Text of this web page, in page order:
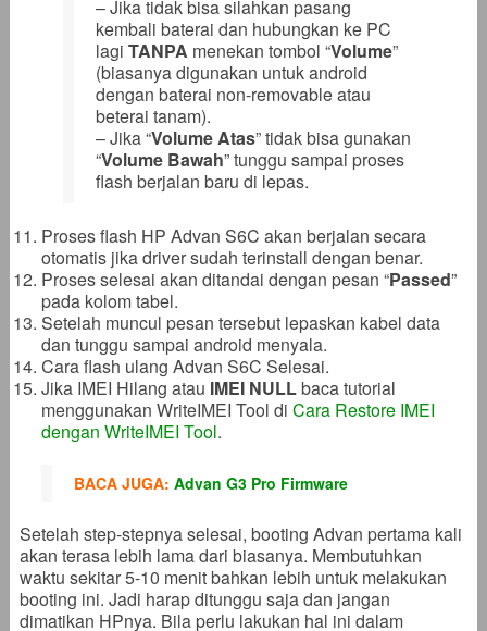
– Jika tidak bisa silahkan pasang
kembali baterai dan hubungkan ke PC
lagi TANPA menekan tombol “Volume”
(biasanya digunakan untuk android
dengan baterai non-removable atau
beterai tanam).
– Jika “Volume Atas” tidak bisa gunakan
“Volume Bawah” tunggu sampai proses
flash berjalan baru di lepas.
Proses flash HP Advan S6C akan berjalan secara
otomatis jika driver sudah terinstall dengan benar.
Proses selesai akan ditandai dengan pesan “Passed”
pada kolom tabel.
Setelah muncul pesan tersebut lepaskan kabel data
dan tunggu sampai android menyala.
Cara flash ulang Advan S6C Selesai.
Jika IMEI Hilang atau IMEI NULLbaca tutorial
menggunakan WriteIMEI Tool di Cara Restore IMEI
dengan WriteIMEI Tool.
BACA JUGA: Advan G3 Pro Firmware
Setelah step-stepnya selesai, booting Advan pertama kali
akan terasa lebih lama dari biasanya. Membutuhkan
waktu sekitar 5-10 menit bahkan lebih untuk melakukan
booting ini. Jadi harap ditunggu saja dan jangan
dimatikan HPnya. Bila perlu lakukan hal ini dalam